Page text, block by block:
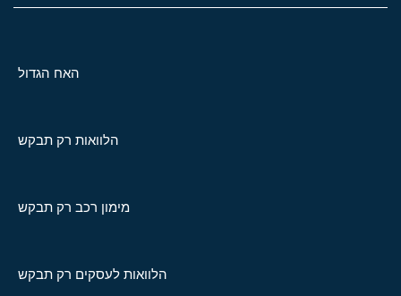
האח הגדול
הלוואות רק תבקש
מימון רכב רק תבקש
הלוואות לעסקים רק תבקש